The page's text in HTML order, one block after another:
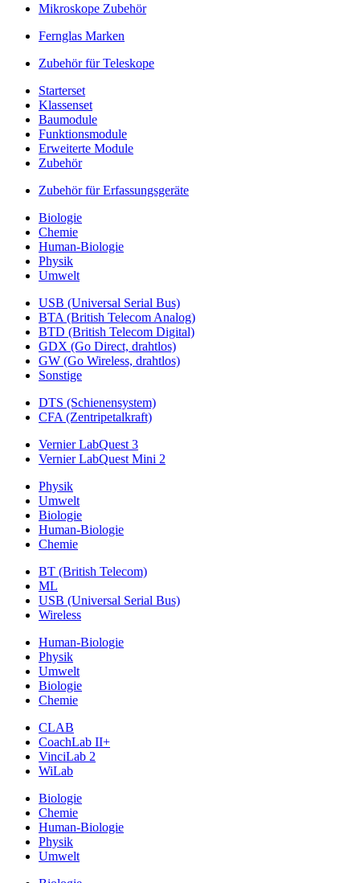
Mikroskope Zubehör
Fernglas Marken
Zubehör für Teleskope
Starterset
Klassenset
Baumodule
Funktionsmodule
Erweiterte Module
Zubehör
Zubehör für Erfassungsgeräte
Biologie
Chemie
Human-Biologie
Physik
Umwelt
USB (Universal Serial Bus)
BTA (British Telecom Analog)
BTD (British Telecom Digital)
GDX (Go Direct, drahtlos)
GW (Go Wireless, drahtlos)
Sonstige
DTS (Schienensystem)
CFA (Zentripetalkraft)
Vernier LabQuest 3
Vernier LabQuest Mini 2
Physik
Umwelt
Biologie
Human-Biologie
Chemie
BT (British Telecom)
ML
USB (Universal Serial Bus)
Wireless
Human-Biologie
Physik
Umwelt
Biologie
Chemie
CLAB
CoachLab II+
VinciLab 2
WiLab
Biologie
Chemie
Human-Biologie
Physik
Umwelt